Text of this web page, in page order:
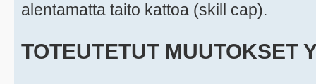
alentamatta taito kattoa (skill cap).
TOTEUTETUT MUUTOKSET